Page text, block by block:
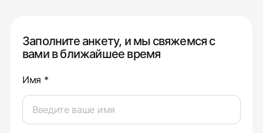
Заполните анкету, и мы свяжемся с
вами в ближайшее время
Имя *